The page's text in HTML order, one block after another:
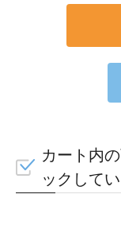
カート内
ックして